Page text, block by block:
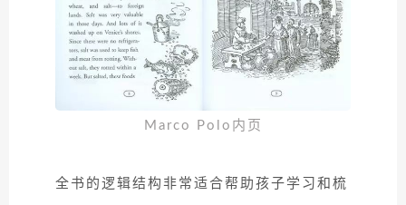
Marco Polo内页
全书的逻辑结构非常适合帮助孩子学习和梳